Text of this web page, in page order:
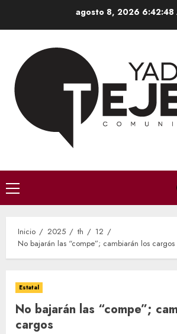
agosto 8, 2026 6:42:49
Menú
principal
Inicio 2025 th
12
No bajarán las “compe”; cambiarán los cargos
Estatal
No bajarán las “compe”;
cargos